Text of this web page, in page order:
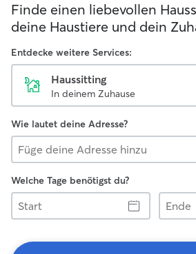
Finde einen liebevollen
deine Haustiere und dein
Entdecke weitere Services:
Haussitting
In deinem Zuhause
Wie lautet deine Adresse?
Welche Tage benötigst du?
Start
Ende